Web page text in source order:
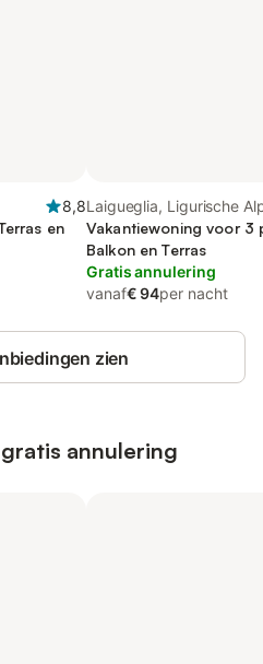
8,8
en
Laigueglia, Ligurische
Vakantiewoning voor 3
Balkon en Terras
Gratis annulering
vanaf€ 94per nacht
zien
annulering